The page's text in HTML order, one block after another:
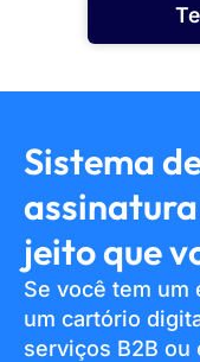
Sistema
jeito que
Se você tem
um cartório
serviços B2B ou